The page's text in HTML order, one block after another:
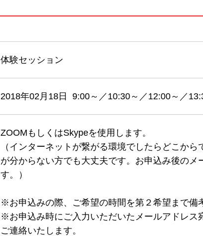
体験セッション
2018年02月18日 9:00～／10:30～／12:00～／
ZOOMもしくはSkypeを使用します。
（インターネットが繋がる環境でしたらどこか
が分からない方でも大丈夫です。お申込み後のメ
す。）
※お申込みの際、ご希望の時間を第２希望まで備
※お申込み時にご入力いただいたメールアドレス
ご連絡いたします。